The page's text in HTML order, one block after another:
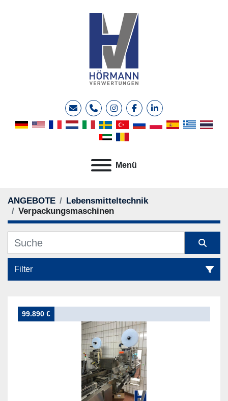
E-MailTelefoninstagramfacebooklinkedin
Menü
ANGEBOTE
Lebensmitteltechnik
Verpackungsmaschinen
Filter
Sortieren nach
99.890 €